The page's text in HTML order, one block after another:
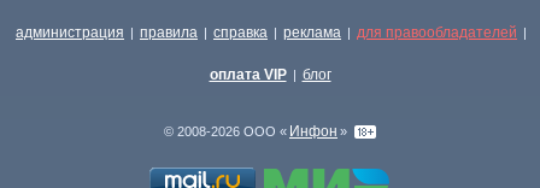
администрация | правила | справка | реклама | для правообладателей |
оплата VIP | блог
© 2008-2026 ООО « Инфон »